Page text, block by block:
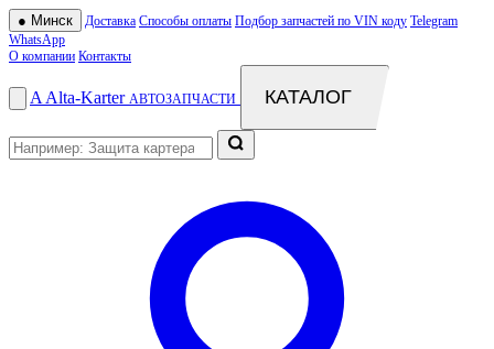
● Минск Доставка Способы оплаты Подбор запчастей по VIN коду Telegram
WhatsApp
О компании Контакты
A Alta-Karter АВТОЗАПЧАСТИ КАТАЛОГ